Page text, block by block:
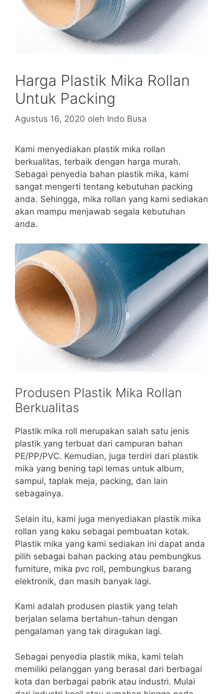
Harga Plastik Mika Rollan
Untuk Packing
Agustus 16, 2020 oleh Indo Busa
Kami menyediakan plastik mika rollan
berkualitas, terbaik dengan harga murah.
Sebagai penyedia bahan plastik mika, kami
sangat mengerti tentang kebutuhan packing
anda. Sehingga, mika rollan yang kami sediakan
akan mampu menjawab segala kebutuhan
anda.
Produsen Plastik Mika Rollan
Berkualitas
Plastik mika roll merupakan salah satu jenis
plastik yang terbuat dari campuran bahan
PE/PP/PVC. Kemudian, juga terdiri dari plastik
mika yang bening tapi lemas untuk album,
sampul, taplak meja, packing, dan lain
sebagainya.
Selain itu, kami juga menyediakan plastik mika
rollan yang kaku sebagai pembuatan kotak.
Plastik mika yang kami sediakan ini dapat anda
pilih sebagai bahan packing atau pembungkus
furniture, mika pvc roll, pembungkus barang
elektronik, dan masih banyak lagi.
Kami adalah produsen plastik yang telah
berjalan selama bertahun-tahun dengan
pengalaman yang tak diragukan lagi.
Sebagai penyedia plastik mika, kami telah
memiliki pelanggan yang berasal dari berbagai
kota dan berbagai pabrik atau industri. Mulai